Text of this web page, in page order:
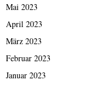
Mai 2023
April 2023
März 2023
Februar 2023
Januar 2023